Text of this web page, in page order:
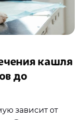
кашля
до
зависит от